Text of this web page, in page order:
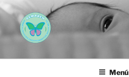
Saltar
al
contenido
AEMAREH
Menú